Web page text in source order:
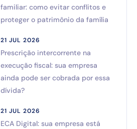
familiar: como evitar conflitos e
proteger o patrimônio da família
21 JUL 2026
Prescrição intercorrente na
execução fiscal: sua empresa
ainda pode ser cobrada por essa
dívida?
21 JUL 2026
ECA Digital: sua empresa está